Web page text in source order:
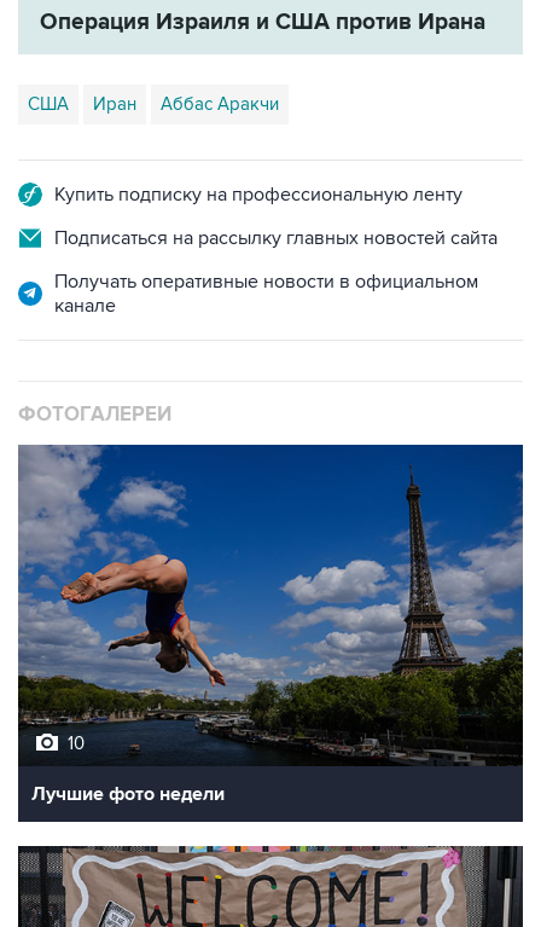
Операция Израиля и США против Ирана
США Иран Аббас Аракчи
Купить подписку на профессиональную ленту
Подписаться на рассылку главных новостей сайта
Получать оперативные новости в официальном
канале
ФОТОГАЛЕРЕИ
10
Лучшие фото недели